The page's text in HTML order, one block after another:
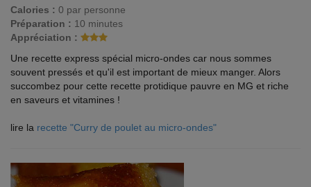
Calories : 0 par personne
Préparation : 10 minutes
Appréciation :
Une recette express spécial micro-ondes car nous sommes
souvent pressés et qu'il est important de mieux manger. Alors
succombez pour cette recette protidique pauvre en MG et riche
en saveurs et vitamines !
lire la recette "Curry de poulet au micro-ondes"